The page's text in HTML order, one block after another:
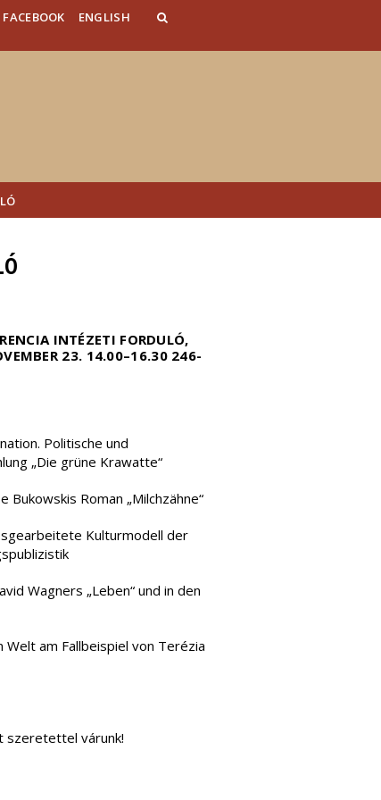
FACEBOOK ENGLISH
INTÉZETI FORDULÓ,
23. 14.00–16.30 246-
Politische und
„Die grüne Krawatte“
Roman „Milchzähne“
Kulturmodell der
Wagners „Leben“ und in den
am Fallbeispiel von Terézia
szeretettel várunk!